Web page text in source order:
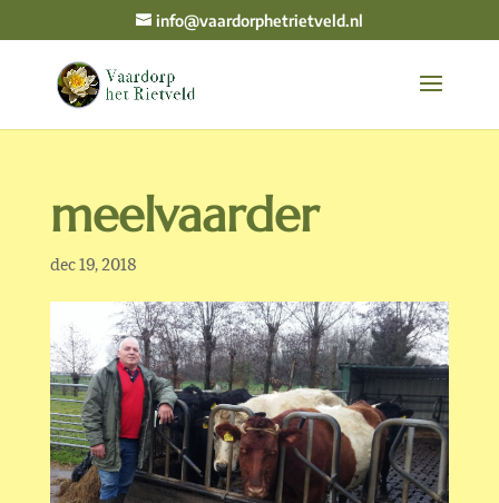
info@vaardorphetrietveld.nl
meelvaarder
dec 19, 2018